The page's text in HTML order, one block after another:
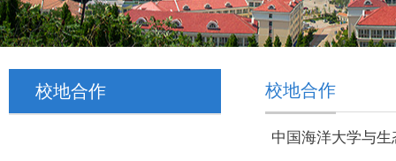
校地合作 校地合作
中国海洋大学与